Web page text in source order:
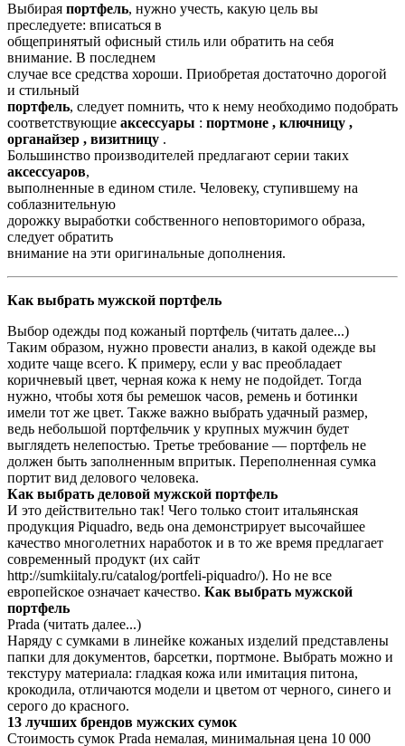
Выбирая портфель, нужно учесть, какую цель вы
преследуете: вписаться в
общепринятый офисный стиль или обратить на себя
внимание. В последнем
случае все средства хороши. Приобретая достаточно дорогой
и стильный
портфель, следует помнить, что к нему необходимо подобрать
соответствующие аксессуары : портмоне , ключницу ,
органайзер , визитницу .
Большинство производителей предлагают серии таких
аксессуаров,
выполненные в едином стиле. Человеку, ступившему на
соблазнительную
дорожку выработки собственного неповторимого образа,
следует обратить
внимание на эти оригинальные дополнения.
Как выбрать мужской портфель
Выбор одежды под кожаный портфель (читать далее...)
Таким образом, нужно провести анализ, в какой одежде вы
ходите чаще всего. К примеру, если у вас преобладает
коричневый цвет, черная кожа к нему не подойдет. Тогда
нужно, чтобы хотя бы ремешок часов, ремень и ботинки
имели тот же цвет. Также важно выбрать удачный размер,
ведь небольшой портфельчик у крупных мужчин будет
выглядеть нелепостью. Третье требование — портфель не
должен быть заполненным впритык. Переполненная сумка
портит вид делового человека.
Как выбрать деловой мужской портфель
И это действительно так! Чего только стоит итальянская
продукция Piquadro, ведь она демонстрирует высочайшее
качество многолетних наработок и в то же время предлагает
современный продукт (их сайт
http://sumkiitaly.ru/catalog/portfeli-piquadro/). Но не все
европейское означает качество. Как выбрать мужской
портфель
Prada (читать далее...)
Наряду с сумками в линейке кожаных изделий представлены
папки для документов, барсетки, портмоне. Выбрать можно и
текстуру материала: гладкая кожа или имитация питона,
крокодила, отличаются модели и цветом от черного, синего и
серого до красного.
13 лучших брендов мужских сумок
Стоимость сумок Prada немалая, минимальная цена 10 000